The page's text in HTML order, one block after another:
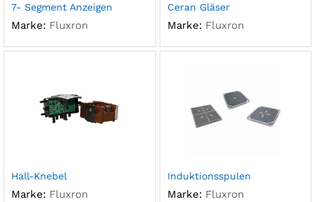
7- Segment Anzeigen
Marke: Fluxron
Ceran Gläser
Marke: Fluxron
Hall-Knebel
Marke: Fluxron
Induktionsspulen
Marke: Fluxron